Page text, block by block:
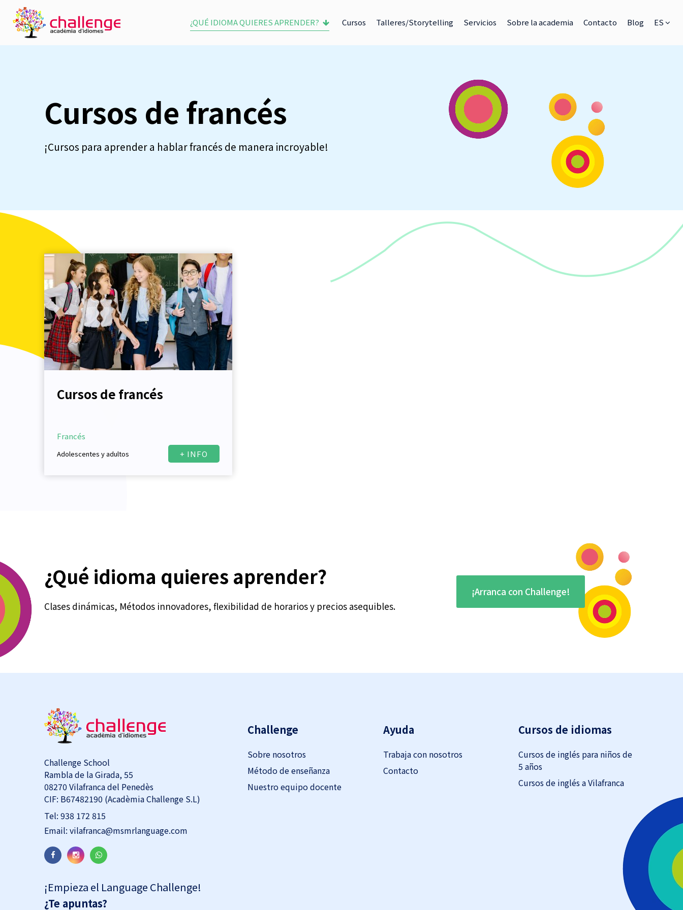
¿QUÉ IDIOMA QUIERES APRENDER? Cursos Talleres/Storytelling Servicios Sobre la academia Contacto Blog ES
Cursos de francés
¡Cursos para aprender a hablar francés de manera incroyable!
Cursos de francés
Francés
Adolescentes y adultos + INFO
¿Qué idioma quieres aprender?
Clases dinámicas, Métodos innovadores, flexibilidad de horarios y precios asequibles.
¡Arranca con Challenge!
Challenge School
Rambla de la Girada, 55
08270 Vilafranca del Penedès
CIF: B67482190 (Acadèmia Challenge S.L)
Tel: 938 172 815
Email: vilafranca@msmrlanguage.com
¡Empieza el Language Challenge!
¿Te apuntas?
Challenge
Sobre nosotros
Método de enseñanza
Nuestro equipo docente
Ayuda
Trabaja con nosotros
Contacto
Cursos de idiomas
Cursos de inglés para niños de
5 años
Cursos de inglés a Vilafranca